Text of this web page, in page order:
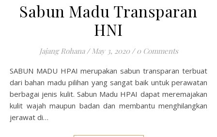
Sabun Madu Transparan
HNI
Jajang Rohana / May 3, 2020 / 0 Comments
SABUN MADU HPAI merupakan sabun transparan terbuat
dari bahan madu pilihan yang sangat baik untuk perawatan
berbagai jenis kulit. Sabun Madu HPAI dapat meremajakan
kulit wajah maupun badan dan membantu menghilangkan
jerawat di…